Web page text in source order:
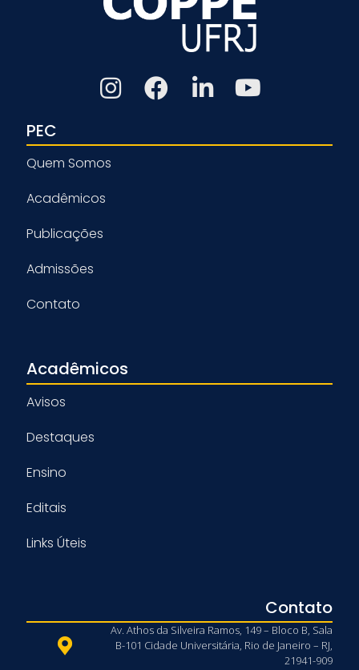
PEC
Quem Somos
Acadêmicos
Publicações
Admissões
Contato
Acadêmicos
Avisos
Destaques
Ensino
Editais
Links Úteis
Contato
Av. Athos da Silveira Ramos, 149 – Bloco B, Sala
B-101 Cidade Universitária, Rio de Janeiro – RJ,
21941-909